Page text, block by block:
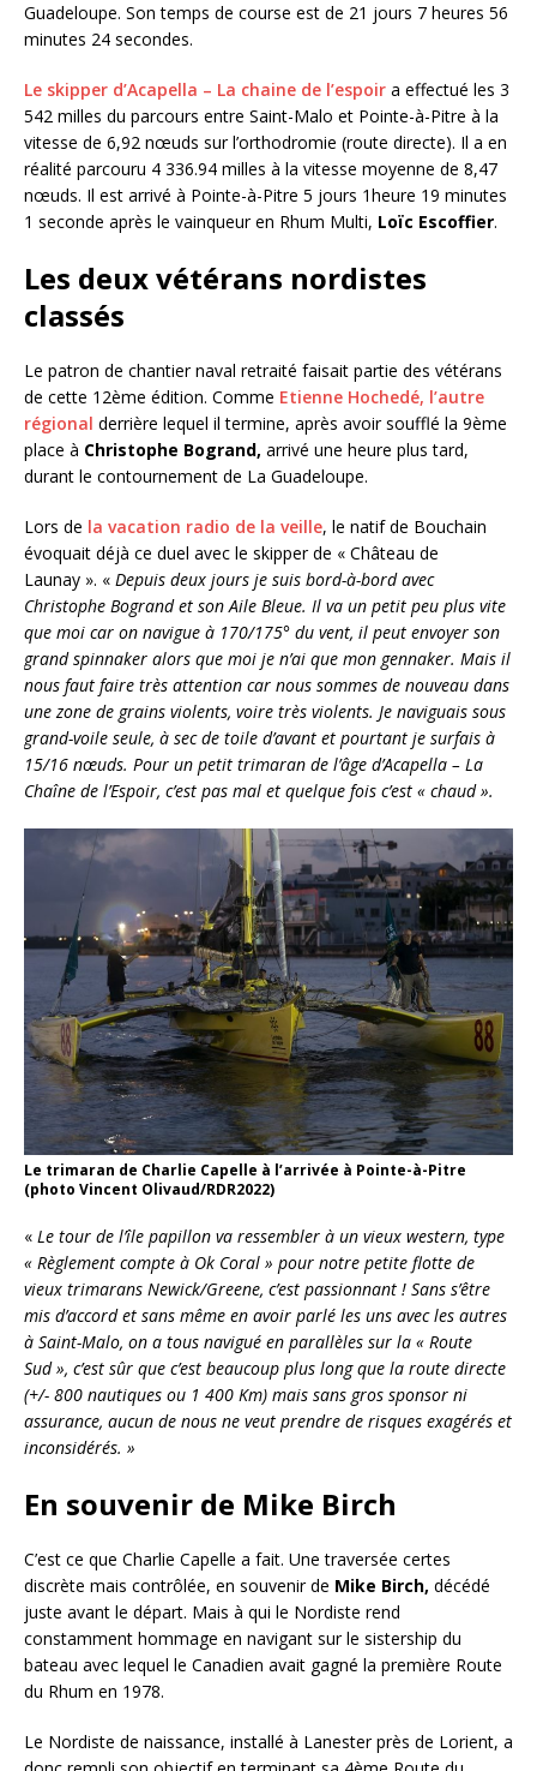
Guadeloupe. Son temps de course est de 21 jours 7 heures 56
minutes 24 secondes.
Le skipper d’Acapella – La chaine de l’espoir a effectué les 3
542 milles du parcours entre Saint-Malo et Pointe-à-Pitre à la
vitesse de 6,92 nœuds sur l’orthodromie (route directe). Il a en
réalité parcouru 4 336.94 milles à la vitesse moyenne de 8,47
nœuds. Il est arrivé à Pointe-à-Pitre 5 jours 1heure 19 minutes
1 seconde après le vainqueur en Rhum Multi, Loïc Escoffier.
Les deux vétérans nordistes
classés
Le patron de chantier naval retraité faisait partie des vétérans
de cette 12ème édition. Comme Etienne Hochedé, l’autre
régional derrière lequel il termine, après avoir soufflé la 9ème
place à Christophe Bogrand, arrivé une heure plus tard,
durant le contournement de La Guadeloupe.
Lors de la vacation radio de la veille, le natif de Bouchain
évoquait déjà ce duel avec le skipper de « Château de
Launay ». « Depuis deux jours je suis bord-à-bord avec
Christophe Bogrand et son Aile Bleue. Il va un petit peu plus vite
que moi car on navigue à 170/175° du vent, il peut envoyer son
grand spinnaker alors que moi je n’ai que mon gennaker. Mais il
nous faut faire très attention car nous sommes de nouveau dans
une zone de grains violents, voire très violents. Je naviguais sous
grand-voile seule, à sec de toile d’avant et pourtant je surfais à
15/16 nœuds. Pour un petit trimaran de l’âge d’Acapella – La
Chaîne de l’Espoir, c’est pas mal et quelque fois c’est « chaud ».
Le trimaran de Charlie Capelle à l’arrivée à Pointe-à-Pitre
(photo Vincent Olivaud/RDR2022)
« Le tour de l’île papillon va ressembler à un vieux western, type
« Règlement compte à Ok Coral » pour notre petite flotte de
vieux trimarans Newick/Greene, c’est passionnant ! Sans s’être
mis d’accord et sans même en avoir parlé les uns avec les autres
à Saint-Malo, on a tous navigué en parallèles sur la « Route
Sud », c’est sûr que c’est beaucoup plus long que la route directe
(+/- 800 nautiques ou 1 400 Km) mais sans gros sponsor ni
assurance, aucun de nous ne veut prendre de risques exagérés et
inconsidérés. »
En souvenir de Mike Birch
C’est ce que Charlie Capelle a fait. Une traversée certes
discrète mais contrôlée, en souvenir de Mike Birch, décédé
juste avant le départ. Mais à qui le Nordiste rend
constamment hommage en navigant sur le sistership du
bateau avec lequel le Canadien avait gagné la première Route
du Rhum en 1978.
Le Nordiste de naissance, installé à Lanester près de Lorient, a